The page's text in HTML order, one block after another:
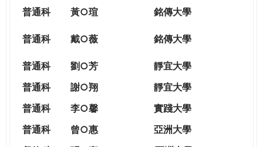
普通科
黃○瑄 銘傳大學
普通科 戴○薇 銘傳大學
普通科 劉○芳
靜宜大學
普通科
謝○翔
靜宜大學
普通科
李○馨
實踐大學
普通科
曾○惠
亞洲大學